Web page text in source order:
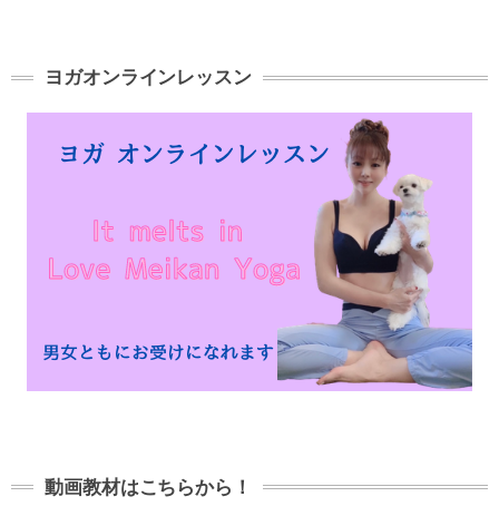
ヨガオンラインレッスン
動画教材はこちらから！